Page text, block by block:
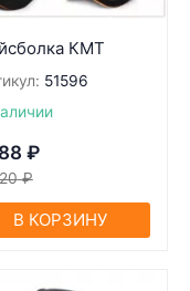
КМТ
51596
₽
₽
В КОРЗИНУ